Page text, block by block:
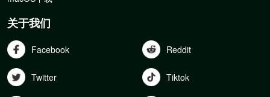
关于我们
Facebook Reddit
Twitter Tiktok